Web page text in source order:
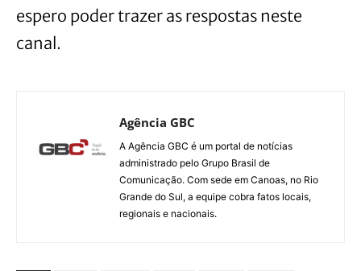
espero poder trazer as respostas neste
canal.
Agência GBC
A Agência GBC é um portal de notícias
administrado pelo Grupo Brasil de
Comunicação. Com sede em Canoas, no Rio
Grande do Sul, a equipe cobra fatos locais,
regionais e nacionais.